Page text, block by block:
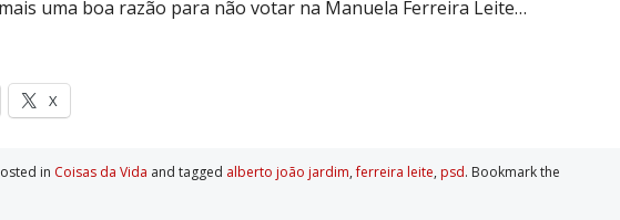
uma boa razão para não votar na Manuela Ferreira Leite…
X
in Coisas da Vida and tagged alberto joão jardim,ferreira leite, psd. Bookmark the